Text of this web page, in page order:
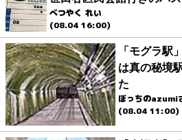
べつやく れい
(08.04 16:00)
「モグラ
は真の秘境
た
ぼっちのazumi
(08.04 11:00)